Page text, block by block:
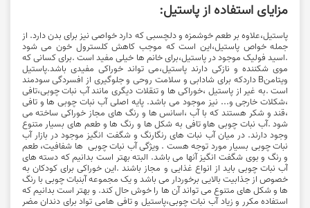
مزایای استفاده از پاستیل:
پاستیل،علاوه بر طعم خوشمزه و دلچسبی که دارد خواصی نیز برای بدن دارد. از
جمله خواص پاستیل،این است که موجب کاهش کلسترول خون می شود
.اسید فولیک موجود در پاستیل،برای خانم ها خیلی مفید است .برای کسانی که
موی شکننده و نازکی دارند پاستیل،می تواند خوراکی مفیدی باشد.پاستیل
ویتامنB داردکه برای شادابی و سلامت روحی و جلوگیری از افسردگی سودمند
است .به غیر از پاستیل ،خوراکی ها و تنقلات دیگری مانند آب نبات چوبی،تافی
،شکلات خارجی و... نیز موجود می باشد. پایه اصلی آب نبات چوبی ها و تافی
،قند و شکر هستند که با آب ،اسانس ها و رنگ های مجاز خوراکی ساخته می
شود .آب نبات چوبی هاو تافی به شکل ها و رنگ ها و طعم های بسیار متنوع
وجود دارند. در میان آب نبات های رنگارنگ و شگفت انگیز موجود در بازار آب
نبات چوبی بسیار مورد توجه هست . ویژگی آب نبات چوبی ها شفافیت، طعم
و رنگ و بوی شگفت انگیز آنها می باشد. البته بهتر است بدانیم که دسته های
آب نبات چوبی باید از انواع غذایی و مجاز باشند .این خوراکی برای کودکان به
خصوص از جذابیت بالایی برخوردار می باشد و یک مجموعه آبنبات چوبی با رنگ
ها و شکل های متنوع می تواند آن ها را خوش حال کند. و بهتر است بدانیم که
استفاده مکرر و زیاد آب نبات چوبی،پاستیل و تافی هامی تواد برای دندان مضر